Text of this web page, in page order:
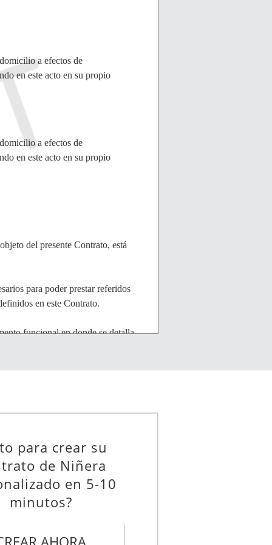
a efectos de
en este acto en su propio
a efectos de
en este acto en su propio
del presente Contrato, está
para poder prestar referidos
en este Contrato.
funcional en donde se detalla
haber llegado libre y
de conformidad con lo
a continuación:
para crear su
de Niñera
en 5-10
minutos?
AHORA